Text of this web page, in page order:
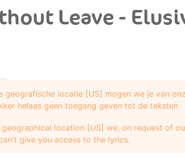
Leave -
geografische locatie [US] mogen we je van
helaas geen toegang geven tot de teksten
geographical location [US] we, on request of
give you access to the lyrics.